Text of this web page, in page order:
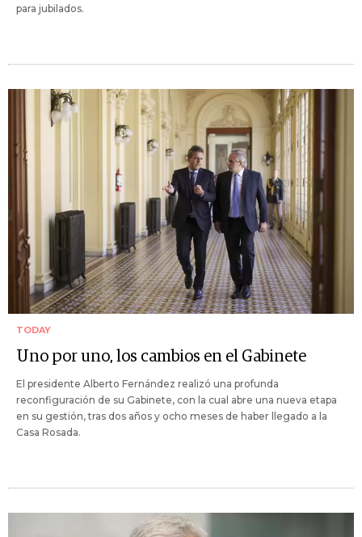
para jubilados.
TODAY
Uno por uno, los cambios en el Gabinete
El presidente Alberto Fernández realizó una profunda
reconfiguración de su Gabinete, con la cual abre una nueva etapa
en su gestión, tras dos años y ocho meses de haber llegado a la
Casa Rosada.